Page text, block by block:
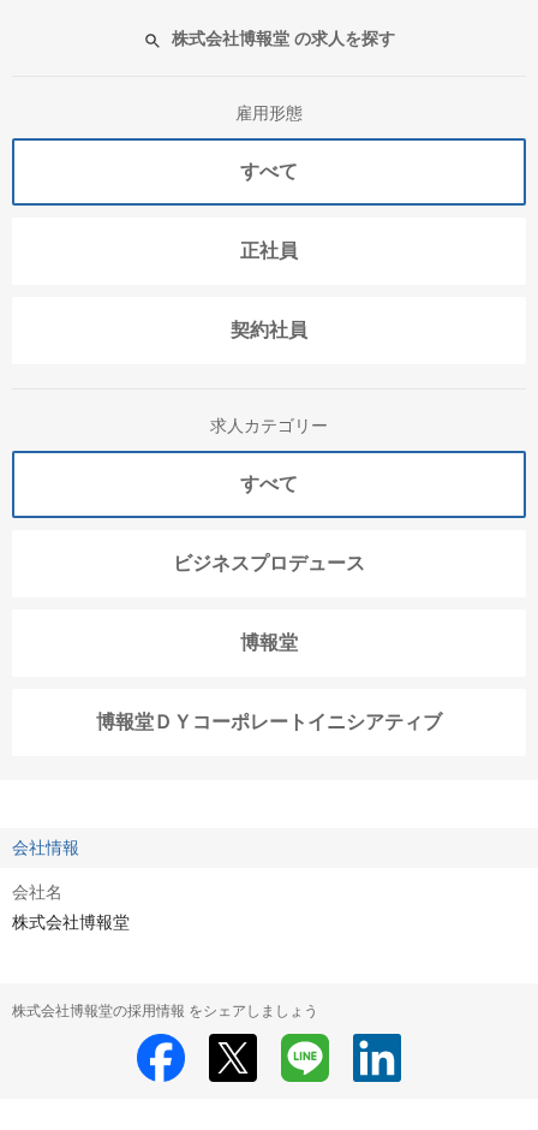
株式会社博報堂 の求人を探す
雇用形態
すべて
正社員
契約社員
求人カテゴリー
すべて
ビジネスプロデュース
博報堂
博報堂ＤＹコーポレートイニシアティブ
会社情報
会社名
株式会社博報堂
株式会社博報堂の採用情報 をシェアしましょう